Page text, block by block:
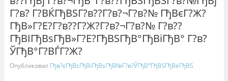
Г?в? Г?ВЌГђВЅГ?в??Г?в?¬Г?в?№ ГђВєГ?Ж?
ГђВ»Г?Е?Г?в??Г?Ж?Г?в?¬Г?в?№ Г?в??
ГђВІГђВѕГђВ»Г?Е?ГђВЅГђВ°ГђВіГђВ° Г?в?
ЎГђВ°Г?ВЃГ?Ж?
Опубликовал Гђв?єГђВѕГђВіГђВѕГђВ№Г?в?ЎГђВ°ГђВЅГђВёГђВЅ